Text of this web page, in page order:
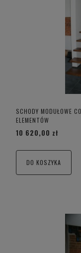
SCHODY MODUŁOWE
ELEMENTÓW
10 620,00 zł
DO KOSZYKA